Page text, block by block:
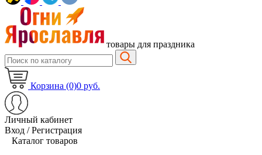
товары для праздника
Корзина (0)0 руб.
Личный кабинет
Вход / Регистрация
Каталог товаров